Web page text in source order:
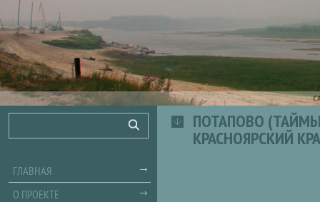
ПОТАПОВО
КРАСНОЯРСКИЙ
Поиск
ГЛАВНАЯ
О ПРОЕКТЕ